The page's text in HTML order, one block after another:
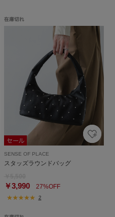
SENSE OF PLACE
スタッズラウンドバッグ
￥3,99027%OFF
2